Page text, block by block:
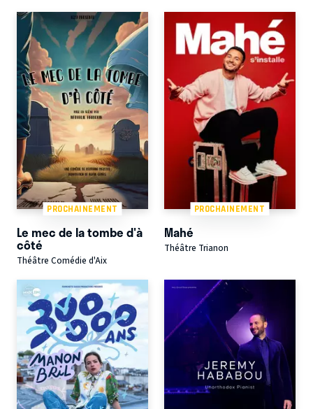
PROCHAINEMENT
Le mec de la tombe d'à
côté
Théâtre Comédie d'Aix
PROCHAINEMENT
Mahé
Théâtre Trianon